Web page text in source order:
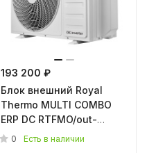
193 200 ₽
Блок внешний Royal
Thermo MULTI COMBO
ERP DC RTFMO/out-
42HN8 инверторной
0 Есть в наличии